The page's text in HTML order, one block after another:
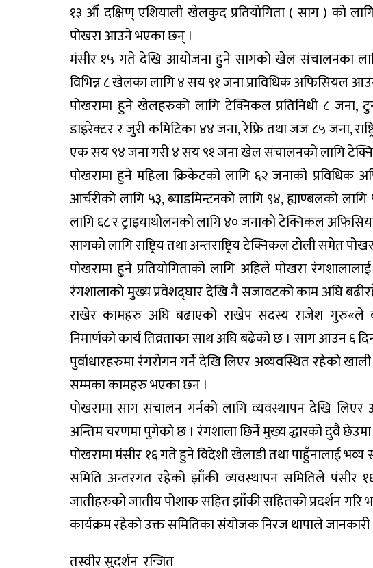
१३ औँ दक्षिण् एशियाली खेलकुद प्रतियोगिता ( साग ) को
पोखरा आउने भएका छन् ।
मंसीर १५ गते देखि आयोजना हुने सागको खेल संचालनका
विभिन्न ८ खेलका लागि ४ सय ९१ जना प्राविधिक अफिसियल
पोखरामा हुने खेलहरुको लागि टेक्निकल प्रतिनिधी ८ जना,
डाइरेक्टर र जुरी कमिटिका ४४ जना, रेफ्रि तथा जज ८५ जना,
एक सय ९४ जना गरी ४ सय ९१ जना खेल संचालनको लागि
पोखरामा हुने महिला क्रिकेटको लागि ६२ जनाको
आर्चरीको लागि ५३, ब्याडमिन्टनको लागि ९४, ह्याण्बलको
लागि ६८ र ट्राइयाथोलनको लागि ४० जनाको टेक्निकल
सागको लागि राष्ट्रिय तथा अन्तराष्ट्रिय टेक्निकल टोली समेत
पोखरामा हु्ने प्रतियोगिताको लागि अहिले पोखरा
रंगशालाको मुख्य प्रवेशद्घार देखि नै सजावटको काम अघि
राखेर कामहरु अघि बढाएको राखेप सदस्य राजेश गुरु«ले
निमार्णको कार्य तिव्रताका साथ अघि बढेको छ । साग आउन ६
पुर्वाधारहरुमा रंगरोगन गर्ने देखि लिएर अव्यवस्थित रहेको
सम्मका कामहरु भएका छन ।
पोखरामा साग संचालन गर्नको लागि व्यवस्थापन देखि लिएर
अन्तिम चरणमा पुगेको छ । रंगशाला छिर्ने मुख्य द्धारको दुवै
पोखरामा मंसीर १६ गते हुने विदेशी खेलाडी तथा पाहुँनालाई
समिति अन्तरगत रहेको झाँकी व्यवस्थापन समितिले पंसीर
जातीहरुको जातीय पोशाक सहित झाँकी सहितको प्रदर्शन गरि
कार्यक्रम रहेको उक्त समितिका संयोजक निरज थापाले जानकारी
तस्वीर सुदर्शन रन्जित